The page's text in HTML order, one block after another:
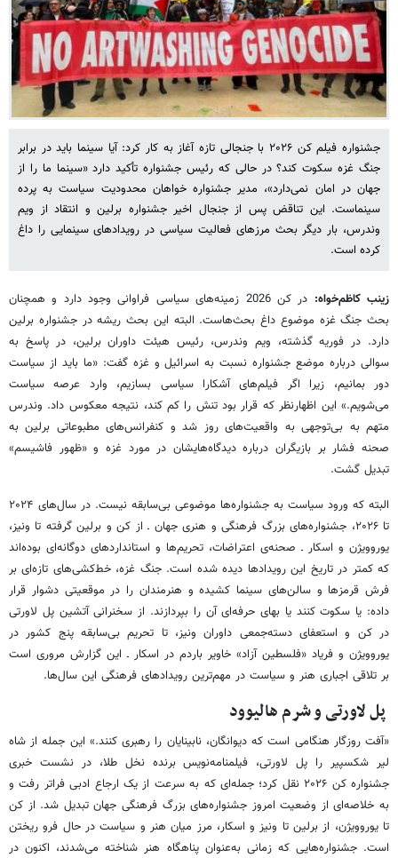
جشنواره فیلم کن ۲۰۲۶ با جنجالی تازه آغاز به کار کرد: آیا سینما باید در برابر
جنگ غزه سکوت کند؟ در حالی که رئیس جشنواره تأکید دارد «سینما ما را از
جهان در امان نمی‌دارد»، مدیر جشنواره خواهان محدودیت سیاست به پرده
سینماست. این تناقض پس از جنجال اخیر جشنواره برلین و انتقاد از ویم
وندرس، بار دیگر بحث مرزهای فعالیت سیاسی در رویدادهای سینمایی را داغ
کرده است.
زینب کاظم‌خواه:
در کن 2026 زمینه‌های سیاسی فراوانی وجود دارد و همچنان
بحث جنگ غزه موضوع داغ بحث‌هاست. البته این بحث ریشه در جشنواره برلین
دارد. در فوریه گذشته، ویم وندرس، رئیس هیئت داوران برلین، در پاسخ به
سوالی درباره موضع جشنواره نسبت به اسرائیل و غزه گفت: «ما باید از سیاست
دور بمانیم، زیرا اگر فیلم‌های آشکارا سیاسی بسازیم، وارد عرصه سیاست
می‌شویم.» این اظهارنظر که قرار بود تنش را کم کند، نتیجه معکوس داد. وندرس
متهم به بی‌توجهی به واقعیت‌های روز شد و کنفرانس‌های مطبوعاتی برلین به
صحنه فشار بر بازیگران درباره دیدگاه‌هایشان در مورد غزه و «ظهور فاشیسم»
تبدیل گشت.
البته که ورود سیاست به جشنواره‌ها موضوعی بی‌سابقه نیست. در سال‌های ۲۰۲۴
تا ۲۰۲۶، جشنواره‌های بزرگ فرهنگی و هنری جهان ـ از کن و برلین گرفته تا ونیز،
یوروویژن و اسکار ـ صحنه‌ی اعتراضات، تحریم‌ها و استانداردهای دوگانه‌ای بوده‌اند
که کمتر در تاریخ این رویدادها دیده شده است. جنگ غزه، خط‌کشی‌های تازه‌ای بر
فرش قرمزها و سالن‌های سینما کشیده و هنرمندان را در موقعیتی دشوار قرار
داده: یا سکوت کنند یا بهای حرفه‌ای آن را بپردازند. از سخنرانی آتشین پل لاورتی
در کن و استعفای دسته‌جمعی داوران ونیز، تا تحریم بی‌سابقه پنج کشور در
یوروویژن و فریاد «فلسطین آزاد» خاویر باردم در اسکار ـ این گزارش مروری است
بر تلاقی اجباری هنر و سیاست در مهم‌ترین رویدادهای فرهنگی این سال‌ها.
پل لاورتی و شرم هالیوود
«آفت روزگار هنگامی است که دیوانگان، نابینایان را رهبری کنند.» این جمله از شاه
لیر شکسپیر را پل لاورتی، فیلمنامه‌نویس برنده نخل طلا، در نشست خبری
جشنواره کن ۲۰۲۶ نقل کرد؛ جمله‌ای که به سرعت از یک ارجاع ادبی فراتر رفت و
به خلاصه‌ای از وضعیت امروز جشنواره‌های بزرگ فرهنگی جهان تبدیل شد. از کن
تا یوروویژن، از برلین تا ونیز و اسکار، مرز میان هنر و سیاست در حال فرو ریختن
است. جشنواره‌هایی که زمانی به‌عنوان پناهگاه هنر شناخته می‌شدند، اکنون در